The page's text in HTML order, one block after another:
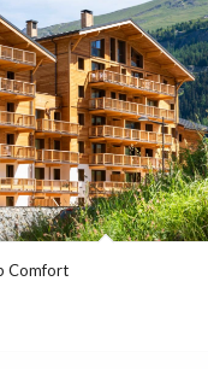
Comfort